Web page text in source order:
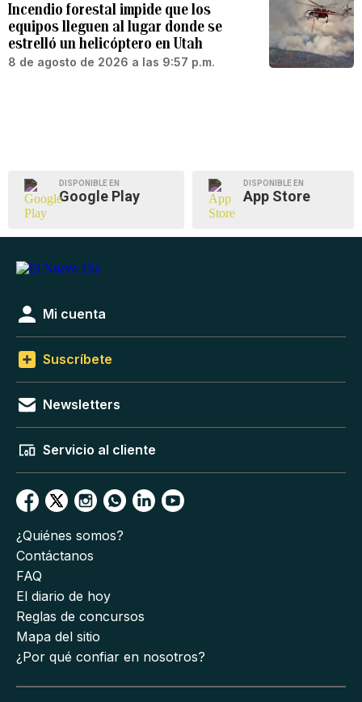
Incendio forestal impide que los
equipos lleguen al lugar donde se
estrelló un helicóptero en Utah
8 de agosto de 2026 a las 9:57 p.m.
DISPONIBLE EN
Google Play
DISPONIBLE EN
App Store
Mi cuenta
Suscríbete
Newsletters
Servicio al cliente
¿Quiénes somos?
Contáctanos
FAQ
El diario de hoy
Reglas de concursos
Mapa del sitio
¿Por qué confiar en nosotros?